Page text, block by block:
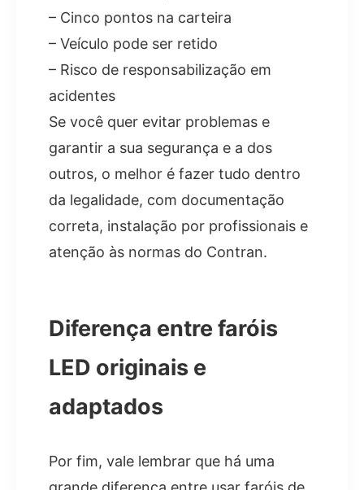
– Cinco pontos na carteira
– Veículo pode ser retido
– Risco de responsabilização em
acidentes
Se você quer evitar problemas e
garantir a sua segurança e a dos
outros, o melhor é fazer tudo dentro
da legalidade, com documentação
correta, instalação por profissionais e
atenção às normas do Contran.
Diferença entre faróis
LED originais e
adaptados
Por fim, vale lembrar que há uma